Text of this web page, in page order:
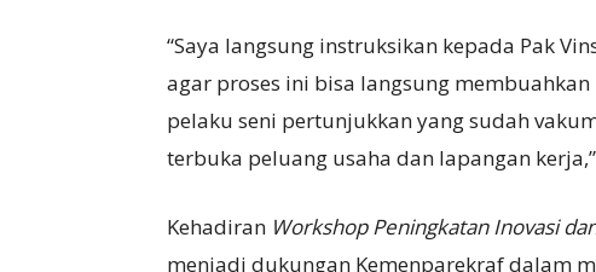
“Saya langsung instruksikan kepada Pak
agar proses ini bisa langsung
pelaku seni pertunjukkan yang sudah
terbuka peluang usaha dan lapangan
Kehadiran Workshop Peningkatan Inovasi
menjadi dukungan Kemenparekraf dalam